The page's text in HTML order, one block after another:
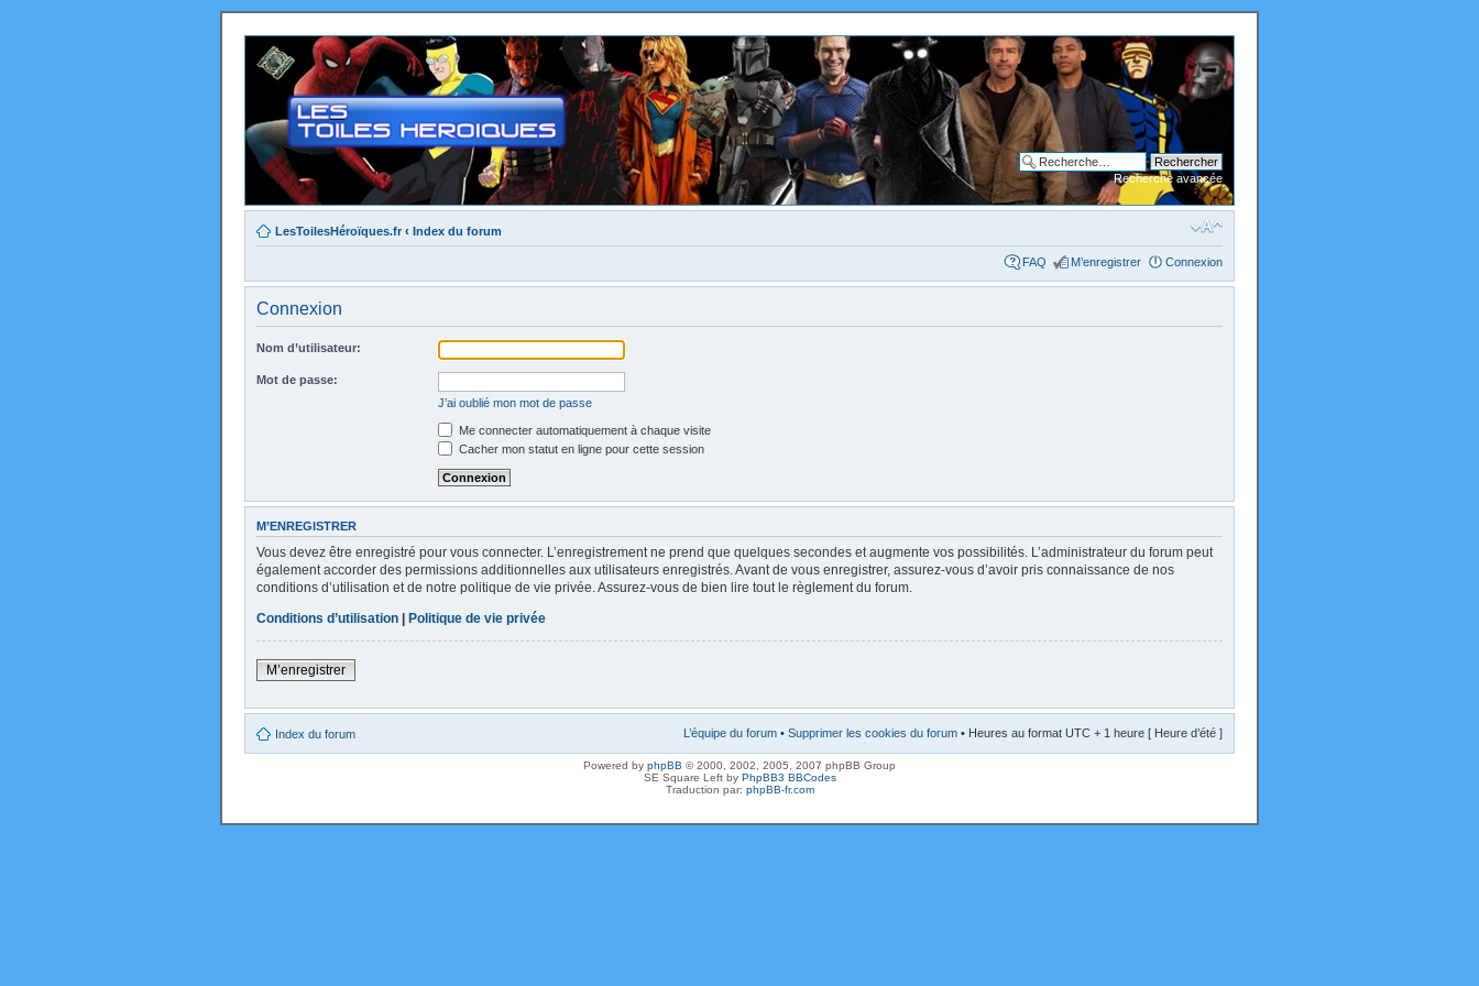
Recherche avancée
LesToilesHéroïques.fr ‹ Index du forum
FAQ M’enregistrer Connexion
Connexion
Nom d’utilisateur:
Mot de passe:
J’ai oublié mon mot de passe
Me connecter automatiquement à chaque visite
Cacher mon statut en ligne pour cette session
M’ENREGISTRER
Vous devez être enregistré pour vous connecter. L’enregistrement ne prend que quelques secondes et augmente vos possibilités. L’administrateur du forum peut
également accorder des permissions additionnelles aux utilisateurs enregistrés. Avant de vous enregistrer, assurez-vous d’avoir pris connaissance de nos
conditions d’utilisation et de notre politique de vie privée. Assurez-vous de bien lire tout le règlement du forum.
Conditions d’utilisation | Politique de vie privée
M’enregistrer
Index du forum L’équipe du forum • Supprimer les cookies du forum • Heures au format UTC + 1 heure [ Heure d’été ]
Powered by phpBB © 2000, 2002, 2005, 2007 phpBB Group
SE Square Left by PhpBB3 BBCodes
Traduction par: phpBB-fr.com